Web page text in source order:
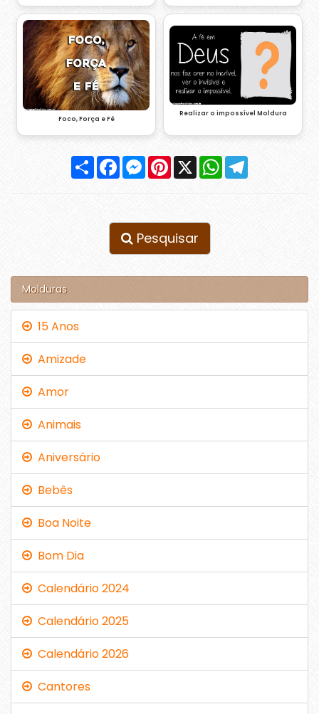
Foco, Força e Fé
Realizar o impossível Moldura
Compartilhar
FacebookMessenger
Pinterest
X WhatsApp
Pesquisar
Molduras
15 Anos
Amizade
Amor
Animais
Aniversário
Bebês
Boa Noite
Bom Dia
Calendário 2024
Calendário 2025
Calendário 2026
Cantores